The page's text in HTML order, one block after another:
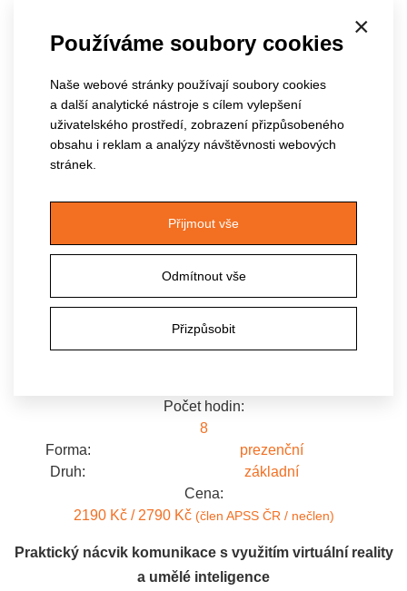
×
Používáme soubory cookies
Naše webové stránky používají soubory cookies
a další analytické nástroje s cílem vylepšení
uživatelského prostředí, zobrazení přizpůsobeného
obsahu i reklam a analýzy návštěvnosti webových
stránek.
Přijmout vše
Odmítnout vše
Přizpůsobit
Virtuální realita - komunikace v náročných
Datum konání:
23.11.2026
Čas zahájení:
Akreditace:
A2024/1555-SP/PC/VP/PP
Cílová skupina:
management, soc. pracovník, pracovník v soc. službách,
Místo konání:
Počet hodin:
8
Forma:
prezenční
Druh:
základní
Cena:
2190 Kč / 2790 Kč (člen APSS ČR / nečlen)
Praktický nácvik komunikace s využitím virtuální reality
a umělé inteligence